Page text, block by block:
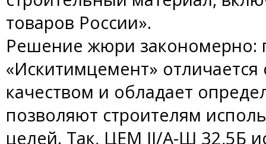
товаров России».
Решение жюри закономерно:
«Искитимцемент»
качеством и обладает
позволяют строителям
целей. Так, ЦЕМ II/А-Ш 32,5Б